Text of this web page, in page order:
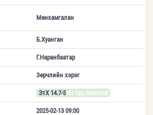
Мөнхамгалан
Б.Хуанган
Г.Наранбаатар
Зөрчлийн хэрэг
ЗтХ 14.7-5nfc tag detected
2025-02-13 09:00